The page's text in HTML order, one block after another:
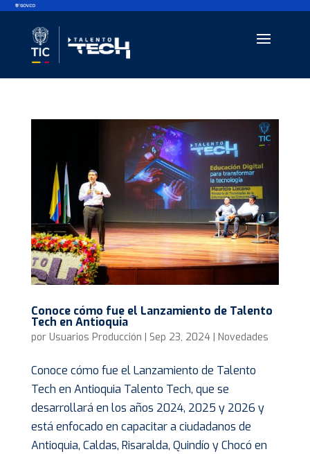
Conoce cómo fue el Lanzamiento de Talento
Tech en Antioquia
por Usuarios Producción Sep 23, 2024| Novedades
Conoce cómo fue el Lanzamiento de Talento
Tech en Antioquia Talento Tech, que se
desarrollará en los años 2024, 2025 y 2026 y
está enfocado en capacitar a ciudadanos de
Antioquia, Caldas, Risaralda, Quindío y Chocó en